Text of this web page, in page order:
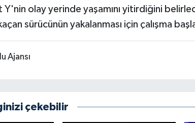
Y'nin olay yerinde yaşamını yitirdiğini
sürücünün yakalanması için çalışma
Ajansı
çekebilir